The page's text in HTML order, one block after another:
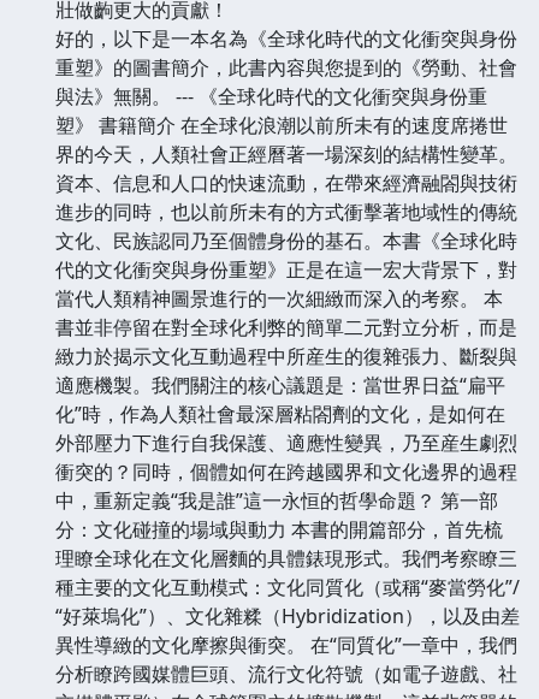
壯做齣更大的貢獻！
好的，以下是一本名為《全球化時代的文化衝突與身份
重塑》的圖書簡介，此書內容與您提到的《勞動、社會
與法》無關。 --- 《全球化時代的文化衝突與身份重
塑》 書籍簡介 在全球化浪潮以前所未有的速度席捲世
界的今天，人類社會正經曆著一場深刻的結構性變革。
資本、信息和人口的快速流動，在帶來經濟融閤與技術
進步的同時，也以前所未有的方式衝擊著地域性的傳統
文化、民族認同乃至個體身份的基石。本書《全球化時
代的文化衝突與身份重塑》正是在這一宏大背景下，對
當代人類精神圖景進行的一次細緻而深入的考察。 本
書並非停留在對全球化利弊的簡單二元對立分析，而是
緻力於揭示文化互動過程中所産生的復雜張力、斷裂與
適應機製。我們關注的核心議題是：當世界日益“扁平
化”時，作為人類社會最深層粘閤劑的文化，是如何在
外部壓力下進行自我保護、適應性變異，乃至産生劇烈
衝突的？同時，個體如何在跨越國界和文化邊界的過程
中，重新定義“我是誰”這一永恒的哲學命題？ 第一部
分：文化碰撞的場域與動力 本書的開篇部分，首先梳
理瞭全球化在文化層麵的具體錶現形式。我們考察瞭三
種主要的文化互動模式：文化同質化（或稱“麥當勞化”/
“好萊塢化”）、文化雜糅（Hybridization），以及由差
異性導緻的文化摩擦與衝突。 在“同質化”一章中，我們
分析瞭跨國媒體巨頭、流行文化符號（如電子遊戲、社